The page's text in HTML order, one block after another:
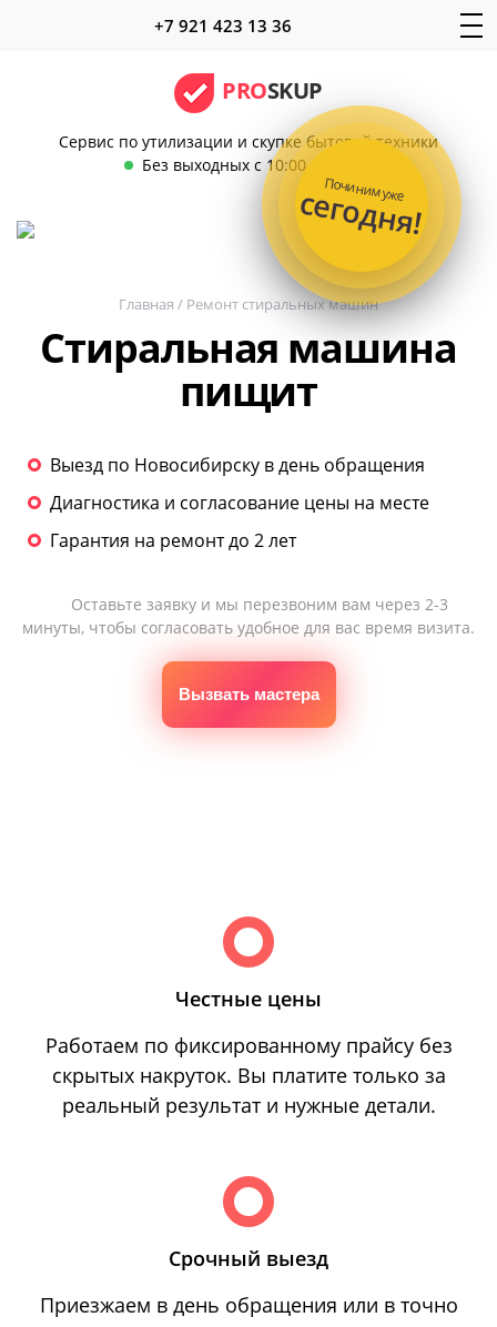
PROSKUP
Сервис по утилизации и скупке бытовой техники
Без выходных с 10:00 до 22:00
+7 921 423 13 36
Починим уже
сегодня!
Главная / Ремонт стиральных машин
Стиральная машина
пищит
Выезд по Новосибирску в день обращения
Диагностика и согласование цены на месте
Гарантия на ремонт до 2 лет
Оставьте заявку и мы перезвоним вам через 2-3
минуты, чтобы согласовать удобное для вас время визита.
Вызвать мастера
Честные цены
Работаем по фиксированному прайсу без
скрытых накруток. Вы платите только за
реальный результат и нужные детали.
Срочный выезд
Приезжаем в день обращения или в точно